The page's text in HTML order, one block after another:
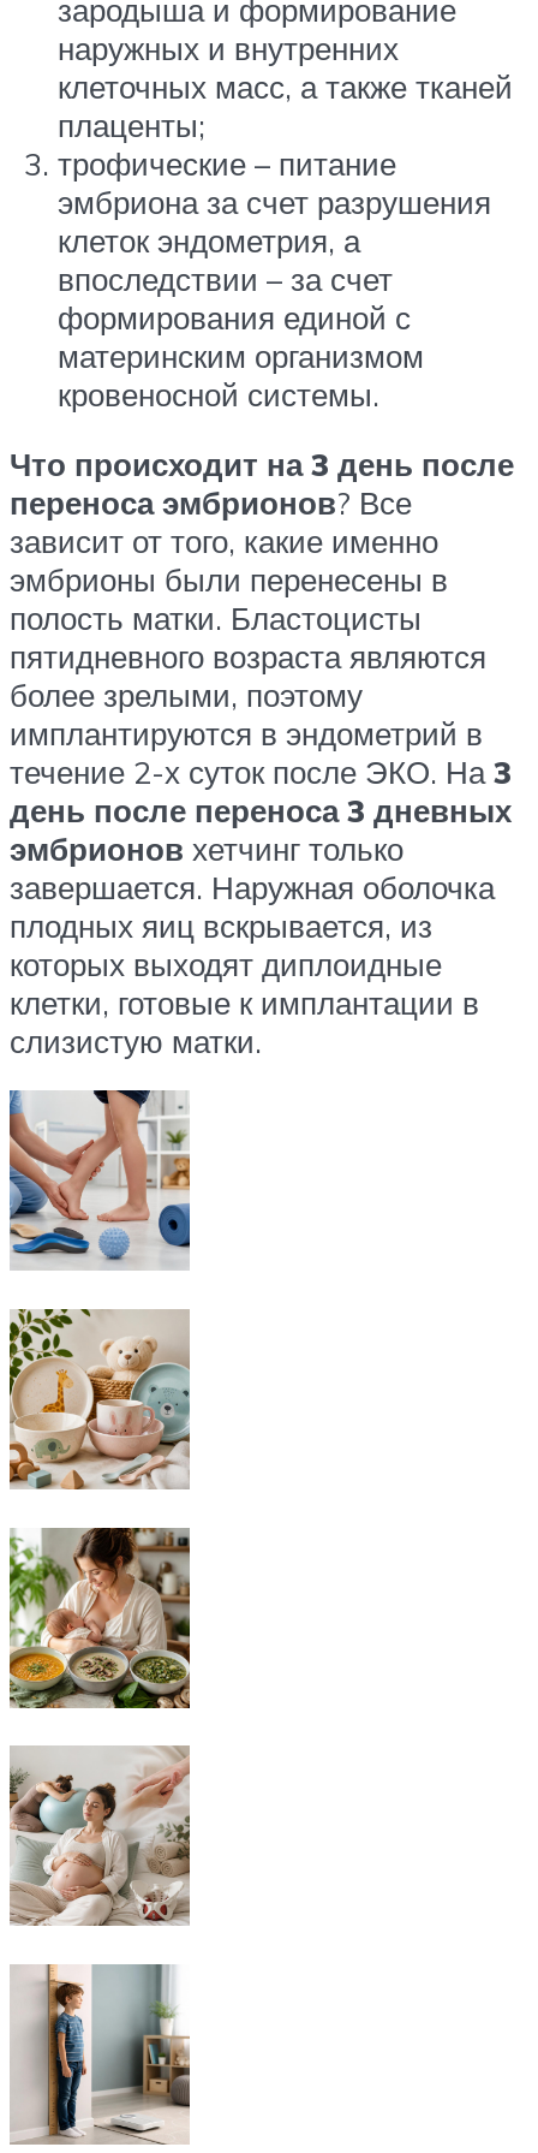
зародыша и формирование
наружных и внутренних
клеточных масс, а также тканей
плаценты;
трофические – питание
эмбриона за счет разрушения
клеток эндометрия, а
впоследствии – за счет
формирования единой с
материнским организмом
кровеносной системы.
Что происходит на 3 день после
переноса эмбрионов? Все
зависит от того, какие именно
эмбрионы были перенесены в
полость матки. Бластоцисты
пятидневного возраста являются
более зрелыми, поэтому
имплантируются в эндометрий в
течение 2-х суток после ЭКО. На3
день после переноса 3 дневных
эмбрионов хетчинг только
завершается. Наружная оболочка
плодных яиц вскрывается, из
которых выходят диплоидные
клетки, готовые к имплантации в
слизистую матки.